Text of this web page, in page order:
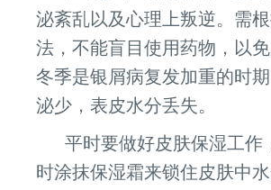
泌紊乱以及心理上叛逆。需
法，不能盲目使用药物，以
冬季是银屑病复发加重的时
泌少，表皮水分丢失。
平时要做好皮肤保湿工作
时涂抹保湿霜来锁住皮肤中